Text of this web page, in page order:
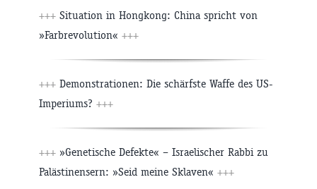
+++ Situation in Hongkong: China spricht von
»Farbrevolution« +++
+++ Demonstrationen: Die schärfste Waffe des US-
Imperiums? +++
+++ »Genetische Defekte« – Israelischer Rabbi zu
Palästinensern: »Seid meine Sklaven« +++